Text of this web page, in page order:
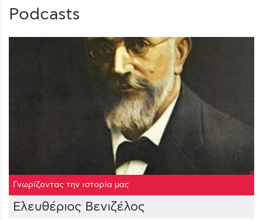
Podcasts
Γνωρίζοντας την ιστορία μας
Ελευθέριος Βενιζέλος